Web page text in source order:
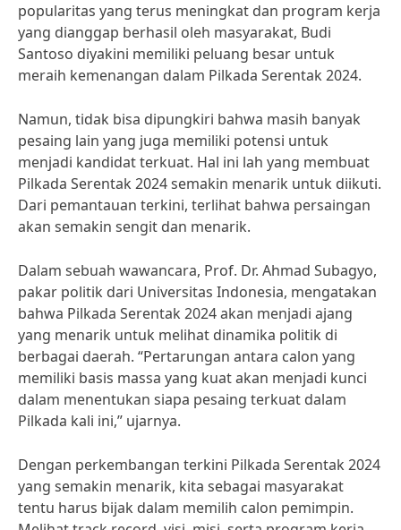
popularitas yang terus meningkat dan program kerja
yang dianggap berhasil oleh masyarakat, Budi
Santoso diyakini memiliki peluang besar untuk
meraih kemenangan dalam Pilkada Serentak 2024.
Namun, tidak bisa dipungkiri bahwa masih banyak
pesaing lain yang juga memiliki potensi untuk
menjadi kandidat terkuat. Hal ini lah yang membuat
Pilkada Serentak 2024 semakin menarik untuk diikuti.
Dari pemantauan terkini, terlihat bahwa persaingan
akan semakin sengit dan menarik.
Dalam sebuah wawancara, Prof. Dr. Ahmad Subagyo,
pakar politik dari Universitas Indonesia, mengatakan
bahwa Pilkada Serentak 2024 akan menjadi ajang
yang menarik untuk melihat dinamika politik di
berbagai daerah. “Pertarungan antara calon yang
memiliki basis massa yang kuat akan menjadi kunci
dalam menentukan siapa pesaing terkuat dalam
Pilkada kali ini,” ujarnya.
Dengan perkembangan terkini Pilkada Serentak 2024
yang semakin menarik, kita sebagai masyarakat
tentu harus bijak dalam memilih calon pemimpin.